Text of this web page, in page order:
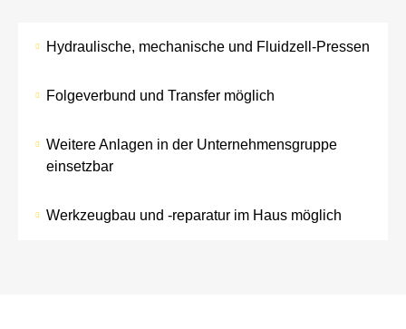
Hydraulische, mechanische und Fluidzell-Pressen
Folgeverbund und Transfer möglich
Weitere Anlagen in der Unternehmensgruppe
einsetzbar
Werkzeugbau und -reparatur im Haus möglich